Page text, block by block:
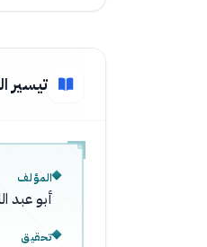
تيسير
المؤلف
أبو عبد
تحقيق